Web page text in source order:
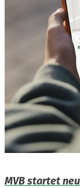
MVB startet